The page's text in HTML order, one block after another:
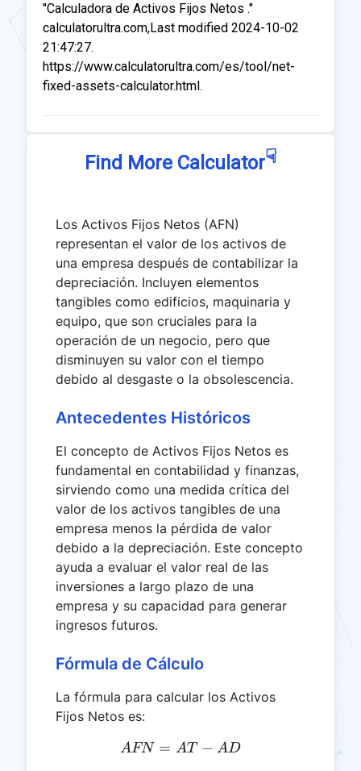
"Calculadora de Activos Fijos Netos ."
calculatorultra.com,Last modified 2024-10-02
21:47:27.
https://www.calculatorultra.com/es/tool/net-
fixed-assets-calculator.html.
Find More Calculator☟
Los Activos Fijos Netos (AFN)
representan el valor de los activos de
una empresa después de contabilizar la
depreciación. Incluyen elementos
tangibles como edificios, maquinaria y
equipo, que son cruciales para la
operación de un negocio, pero que
disminuyen su valor con el tiempo
debido al desgaste o la obsolescencia.
Antecedentes Históricos
El concepto de Activos Fijos Netos es
fundamental en contabilidad y finanzas,
sirviendo como una medida crítica del
valor de los activos tangibles de una
empresa menos la pérdida de valor
debido a la depreciación. Este concepto
ayuda a evaluar el valor real de las
inversiones a largo plazo de una
empresa y su capacidad para generar
ingresos futuros.
Fórmula de Cálculo
La fórmula para calcular los Activos
Fijos Netos es:
AFN = AT - AD
AFN = AT − AD